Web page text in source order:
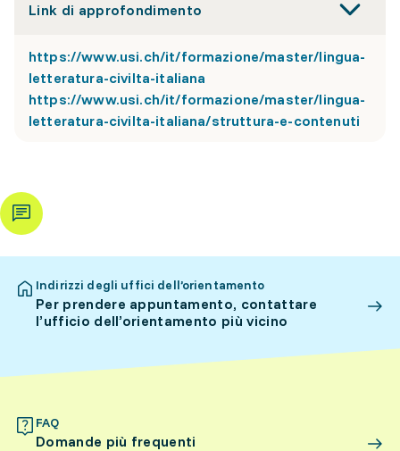
Link di approfondimento
https://www.usi.ch/it/formazione/master/lingua-
letteratura-civilta-italiana
https://www.usi.ch/it/formazione/master/lingua-
letteratura-civilta-italiana/struttura-e-contenuti
Indirizzi degli uffici dell’orientamento
Per prendere appuntamento, contattare
l’ufficio dell’orientamento più vicino
FAQ
Domande più frequenti